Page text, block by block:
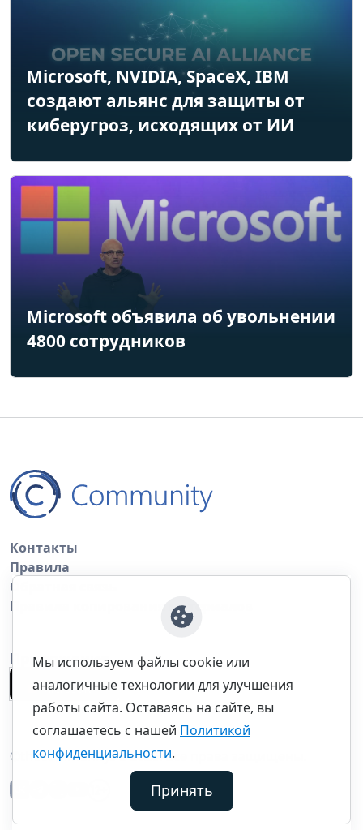
Microsoft, NVIDIA, SpaceX, IBM
создают альянс для защиты от
киберугроз, исходящих от ИИ
Microsoft объявила об увольнении
4800 сотрудников
Контакты
Правила
Обратная связь
Правила копирования материалов
Приложение
©thecommunity.ru 2026. Все права защищены.
Мы используем файлы cookie или
аналогичные технологии для улучшения
работы сайта. Оставаясь на сайте, вы
соглашаетесь с нашей Политикой
конфиденциальности.
Принять